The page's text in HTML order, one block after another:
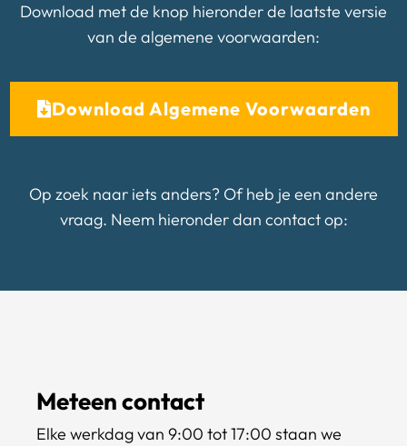
Download met de knop hieronder de laatste versie
van de algemene voorwaarden:
Download Algemene Voorwaarden
Op zoek naar iets anders? Of heb je een andere
vraag. Neem hieronder dan contact op:
Meteen contact
Elke werkdag van 9:00 tot 17:00 staan we